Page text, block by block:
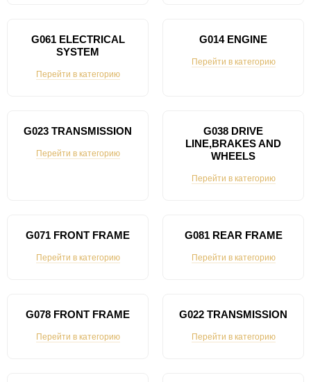
G061 ELECTRICAL
SYSTEM
Перейти в категорию
G014 ENGINE
Перейти в категорию
G023 TRANSMISSION
Перейти в категорию
G038 DRIVE
LINE,BRAKES AND
WHEELS
Перейти в категорию
G071 FRONT FRAME
Перейти в категорию
G081 REAR FRAME
Перейти в категорию
G078 FRONT FRAME
Перейти в категорию
G022 TRANSMISSION
Перейти в категорию